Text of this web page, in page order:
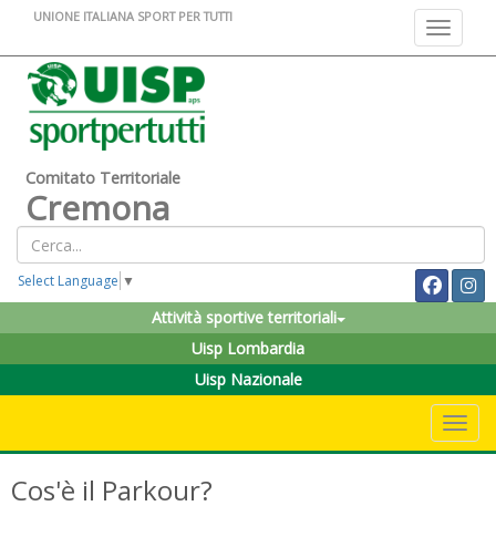
Toggle
UNIONE ITALIANA SPORT PER TUTTI
Comitato Territoriale
Cremona
Select Language ▼
Attività sportive territoriali
Uisp Lombardia
Uisp Nazionale
Cos'è il Parkour?